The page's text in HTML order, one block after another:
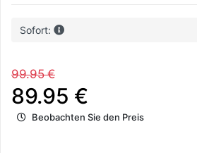
Sofort:
99.95 €
89.95 €
Beobachten Sie den Preis